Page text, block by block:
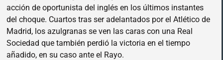
acción de oportunista del inglés en los últimos instantes
del choque. Cuartos tras ser adelantados por el Atlético de
Madrid, los azulgranas se ven las caras con una Real
Sociedad que también perdió la victoria en el tiempo
añadido, en su caso ante el Rayo.